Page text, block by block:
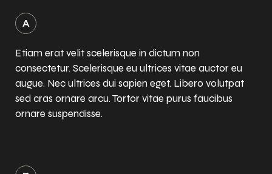
Etiam erat velit scelerisque in dictum non
consectetur. Scelerisque eu ultrices vitae auctor eu
augue. Nec ultrices dui sapien eget. Libero volutpat
sed cras ornare arcu. Tortor vitae purus faucibus
ornare suspendisse.